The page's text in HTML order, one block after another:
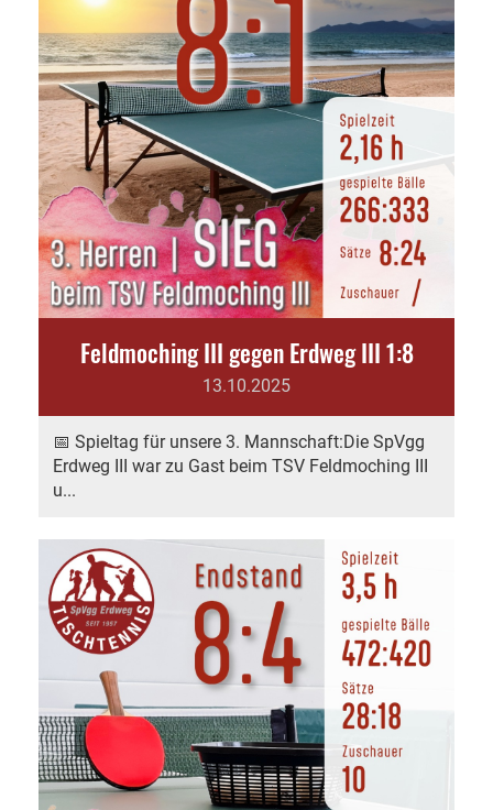
Feldmoching III gegen Erdweg III 1:8
13.10.2025
📅 Spieltag für unsere 3. Mannschaft:Die SpVgg
Erdweg III war zu Gast beim TSV Feldmoching III
u...